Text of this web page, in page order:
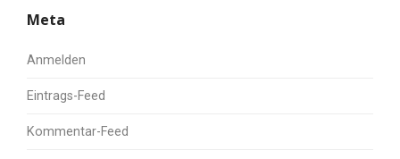
Meta
Anmelden
Eintrags-Feed
Kommentar-Feed